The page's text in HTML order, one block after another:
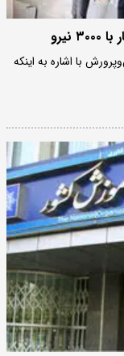
با اشاره به اینکه